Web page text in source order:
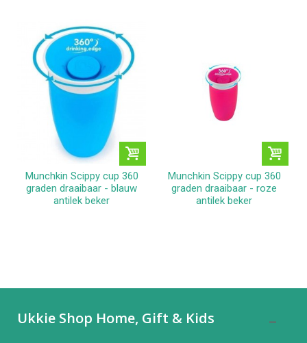
Munchkin Scippy cup 360
graden draaibaar - blauw
antilek beker
Munchkin Scippy cup 360
graden draaibaar - roze
antilek beker
Ukkie Shop Home, Gift & Kids